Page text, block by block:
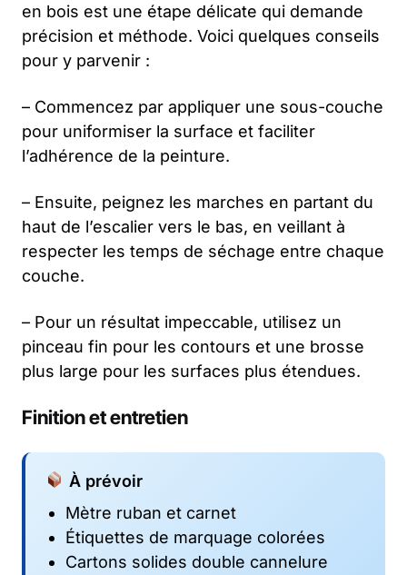
en bois est une étape délicate qui demande
précision et méthode. Voici quelques conseils
pour y parvenir :
– Commencez par appliquer une sous-couche
pour uniformiser la surface et faciliter
l’adhérence de la peinture.
– Ensuite, peignez les marches en partant du
haut de l’escalier vers le bas, en veillant à
respecter les temps de séchage entre chaque
couche.
– Pour un résultat impeccable, utilisez un
pinceau fin pour les contours et une brosse
plus large pour les surfaces plus étendues.
Finition et entretien
À prévoir
Mètre ruban et carnet
Étiquettes de marquage colorées
Cartons solides double cannelure